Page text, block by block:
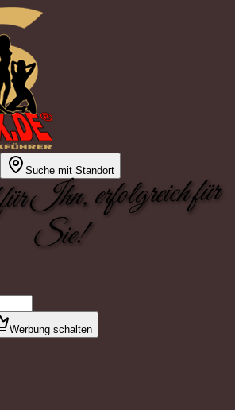
Suche mit Standort
Ihn, erfolgreich für
Sie!
Werbung schalten